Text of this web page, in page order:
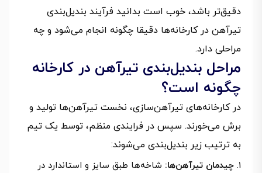
دقیق‌تر باشد، خوب است بدانید فرآیند بندیل‌بندی
تیرآهن در کارخانه‌ها دقیقا چگونه انجام می‌شود و چه
مراحلی دارد.
مراحل بندیل‌بندی تیرآهن در کارخانه
چگونه است؟
در کارخانه‌های تیرآهن‌سازی، نخست تیرآهن‌ها تولید و
برش می‌خورند. سپس در فرایندی منظم، توسط یک تیم
به ترتیب زیر بندیل‌بندی می‌شوند:
چیدمان تیرآهن‌ها: شاخه‌ها طبق سایز و استاندارد در